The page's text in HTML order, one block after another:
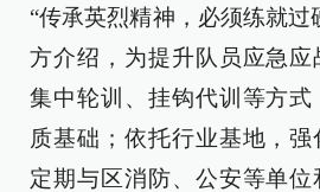
“传承英烈精神，必须练就过
方介绍，为提升队员应急应
集中轮训、挂钩代训等方
质基础；依托行业基地，强
定期与区消防、公安等单